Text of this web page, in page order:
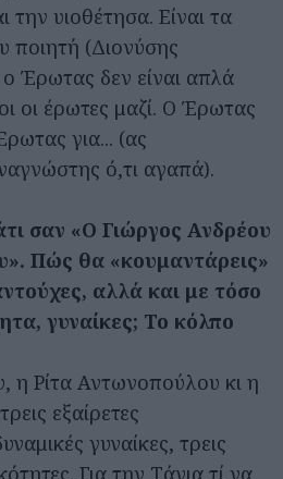
υιοθέτησα. Είναι τα
ποιητή (Διονύσης
Έρωτας δεν είναι απλά
οι έρωτες μαζί. Ο Έρωτας
για... (ας
ό,τι αγαπά).
σαν «Ο Γιώργος Ανδρέου
Πώς θα «κουμαντάρεις»
αλλά και με τόσο
γυναίκες; Το κόλπο
η Ρίτα Αντωνοπούλου κι η
εξαίρετες
γυναίκες, τρεις
Για την Τάνια τί να